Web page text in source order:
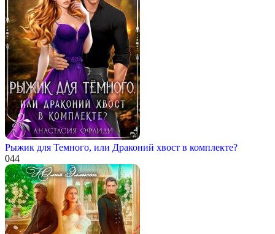
Рыжик для Темного, или Драконий хвост в комплекте?
044